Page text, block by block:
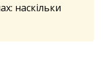
наскільки